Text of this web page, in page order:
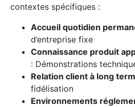
contextes spécifiques :
Accueil quotidien
d’entreprise fixe
Connaissance produit
: Démonstrations
Relation client à long
fidélisation
Environnements